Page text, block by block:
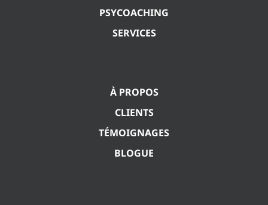
PSYCOACHING
SERVICES
À PROPOS
CLIENTS
TÉMOIGNAGES
BLOGUE